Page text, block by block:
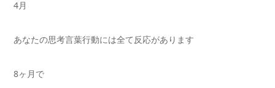
4月
あなたの思考言葉行動には全て反応があります
8ヶ月で